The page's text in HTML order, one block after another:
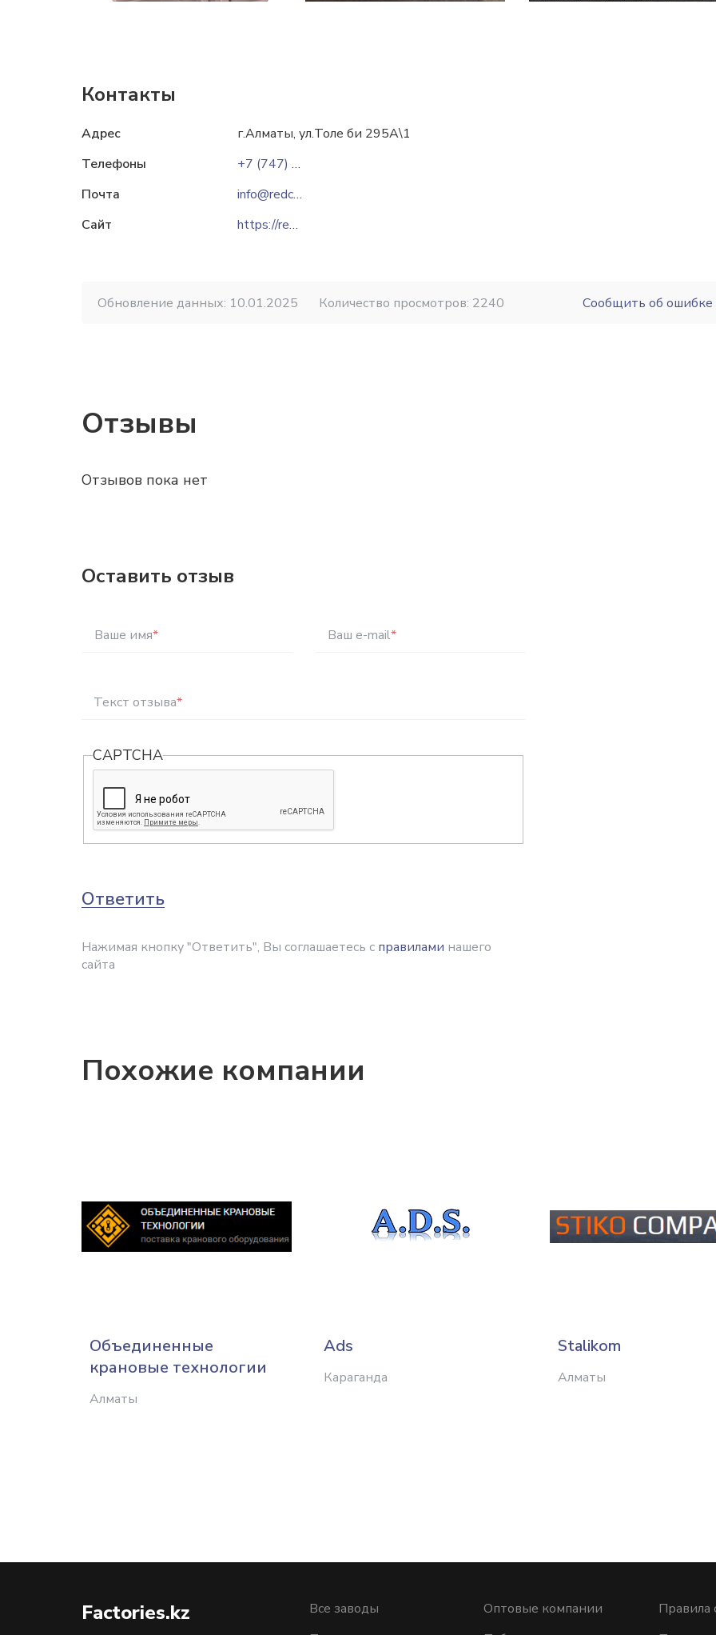
Контакты
Адрес
г.Алматы, ул.Толе би 295А\1
Телефоны
+7 (747) 113 50 00
Почта
info@redcube.kz
Сайт
https://redcube.kz
Обновление данных: 10.01.2025 Количество просмотров: 2240 Сообщить об ошибке
Отзывы
Отзывов пока нет
Оставить отзыв
Ваше имя* Ваш e-mail*
Текст отзыва*
CAPTCHA
Ответить
Нажимая кнопку "Ответить", Вы соглашаетесь с правилами нашего
сайта
Похожие компании
Объединенные
крановые технологии
Алматы
Ads
Караганда
Stalikom
Алматы
Factories.kz
Все заводы
Оптовые компании
Правила